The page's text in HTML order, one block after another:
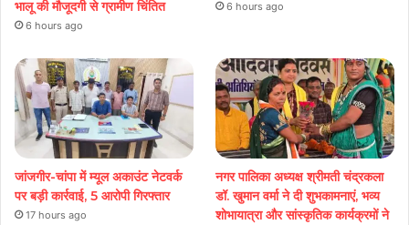
भालू की मौजूदगी से ग्रामीण चिंतित
6 hours ago
6 hours ago
जांजगीर-चांपा में म्यूल अकाउंट नेटवर्क
पर बड़ी कार्रवाई, 5 आरोपी गिरफ्तार
17 hours ago
नगर पालिका अध्यक्ष श्रीमती चंद्रकला
डॉ. खुमान वर्मा ने दी शुभकामनाएं, भव्य
शोभायात्रा और सांस्कृतिक कार्यक्रमों ने